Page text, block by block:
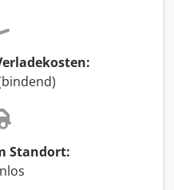
Standort: